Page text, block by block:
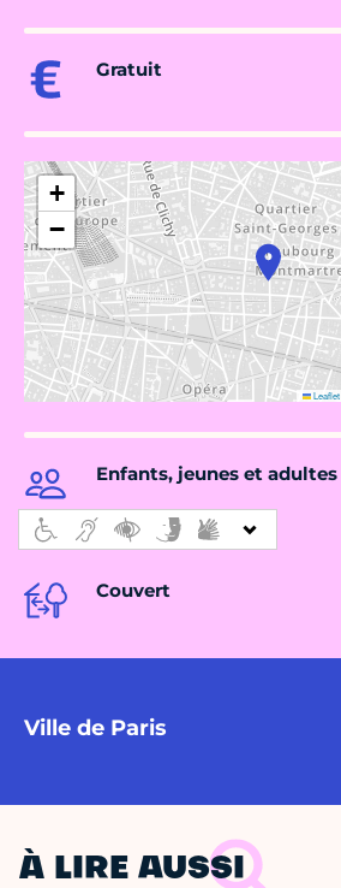
Gratuit
+
−
Leaflet
Enfants, jeunes et adultes
Couvert
Ville de Paris
À LIRE AUSSI